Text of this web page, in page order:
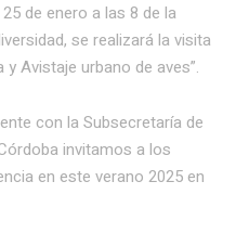
de enero a las 8 de la
se realizará la visita
Avistaje urbano de aves”.
con la Subsecretaría de
invitamos a los
en este verano 2025 en